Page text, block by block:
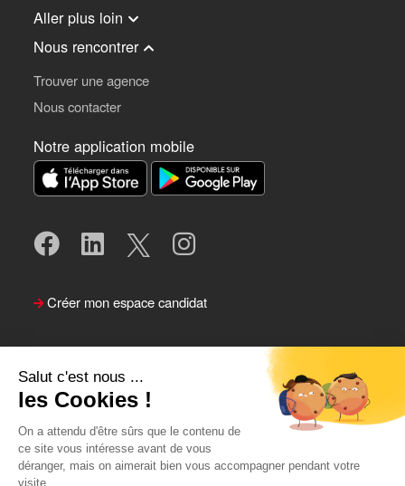
Salut c'est nous ...
les Cookies !
On a attendu d'être sûrs que le contenu de
ce site vous intéresse avant de vous
déranger, mais on aimerait bien vous accompagner pendant votre
visite...
Aller plus loin
Nous rencontrer
Trouver une agence
Nous contacter
Notre application mobile
Créer mon espace candidat